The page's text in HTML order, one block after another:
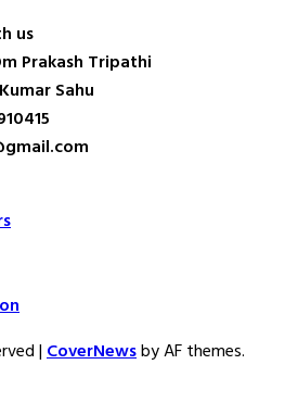
us
Prakash Tripathi
Sahu
|CoverNewsby AF themes.